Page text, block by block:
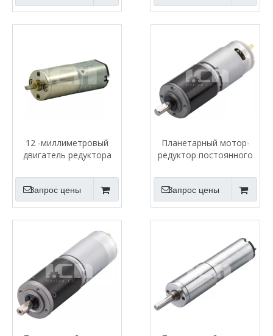
12 -миллиметровый
двигатель редуктора
Запрос цены
Планетарный мотор-
редуктор постоянного
Запрос цены